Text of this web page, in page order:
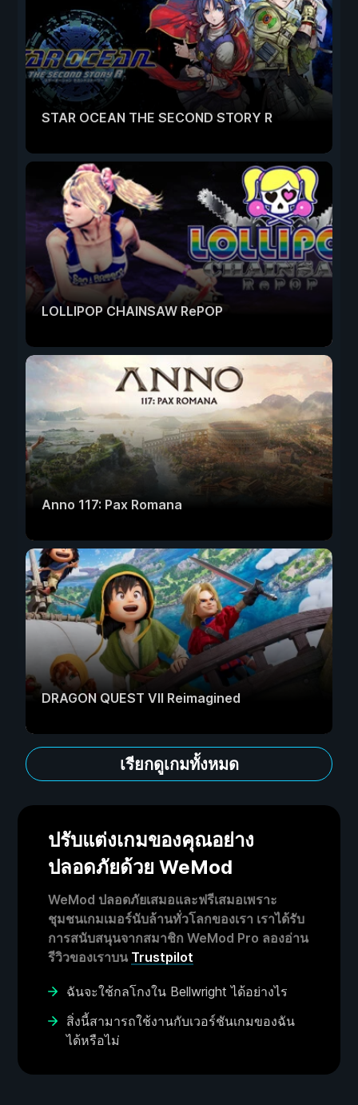
STAR OCEAN THE SECOND STORY R
LOLLIPOP CHAINSAW RePOP
Anno 117: Pax Romana
DRAGON QUEST VII Reimagined
เรียกดูเกมทั้งหมด
ปรับแต่งเกมของคุณอย่าง
ปลอดภัยด้วย WeMod
WeMod ปลอดภัยเสมอและฟรีเสมอเพราะ
ชุมชนเกมเมอร์นับล้านทั่วโลกของเรา เราได้รับ
การสนับสนุนจากสมาชิก WeMod Pro ลองอ่าน
รีวิวของเราบน Trustpilot
ฉันจะใช้กลโกงใน Bellwright ได้อย่างไร
สิ่งนี้สามารถใช้งานกับเวอร์ชันเกมของฉัน
ได้หรือไม่